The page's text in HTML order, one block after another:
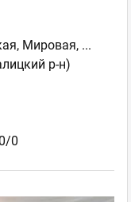
, Мировая, ...
р-н)
0